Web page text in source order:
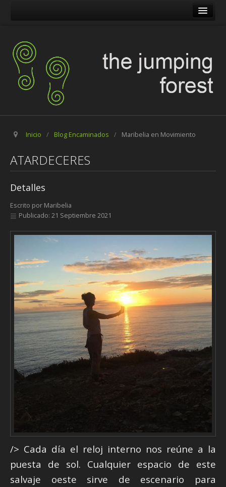
The Pilgrim Stone
Blog Encaminados
Carles
Maribelia en Movimiento
Inicio / Blog Encaminados / Maribelia en Movimiento
ATARDECERES
Detalles
Escrito por Maribelia
Publicado: 21 Septiembre 2021
/> Cada día el reloj interno nos reúne a la
puesta de sol. Cualquier espacio de este
salvaje oeste sirve de escenario para